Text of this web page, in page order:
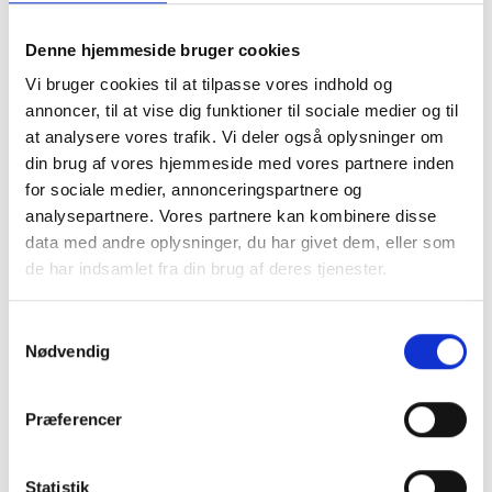
Denne hjemmeside bruger cookies
Vi bruger cookies til at tilpasse vores indhold og
annoncer, til at vise dig funktioner til sociale medier og til
at analysere vores trafik. Vi deler også oplysninger om
din brug af vores hjemmeside med vores partnere inden
for sociale medier, annonceringspartnere og
analysepartnere. Vores partnere kan kombinere disse
data med andre oplysninger, du har givet dem, eller som
de har indsamlet fra din brug af deres tjenester.
Nødvendig
Præferencer
Statistik
Køb af rammer fra RammeShoppen er en god investering,
og udover rammer på 60x60 cm tilbyder vi også flere andre
rammestørrelser
, så du altid kan vælge lige de rammer, du
står og mangler.
Match dit 60x60 motiv
med de rette farver og
materiale
størrelse, som egner sig til motiver, der skal stå stærkt og
centralt i indretningen. Med sine lige mål skaber rammen ro
moderne kunst, sort-hvide fotografier eller personlige
billeder, der fortjener en fremtrædende plads i hjemmet.
Når du skal vælge en billedramme i 60x60, er materiale og